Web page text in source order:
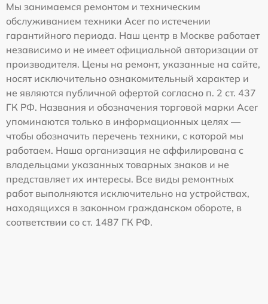
Мы занимаемся ремонтом и техническим
обслуживанием техники Acer по истечении
гарантийного периода. Наш центр в Москве работает
независимо и не имеет официальной авторизации от
производителя. Цены на ремонт, указанные на сайте,
носят исключительно ознакомительный характер и
не являются публичной офертой согласно п. 2 ст. 437
ГК РФ. Названия и обозначения торговой марки Acer
упоминаются только в информационных целях —
чтобы обозначить перечень техники, с которой мы
работаем. Наша организация не аффилирована с
владельцами указанных товарных знаков и не
представляет их интересы. Все виды ремонтных
работ выполняются исключительно на устройствах,
находящихся в законном гражданском обороте, в
соответствии со ст. 1487 ГК РФ.